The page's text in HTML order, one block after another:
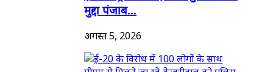
मुद्दा पंजाब...
अगस्त 5, 2026